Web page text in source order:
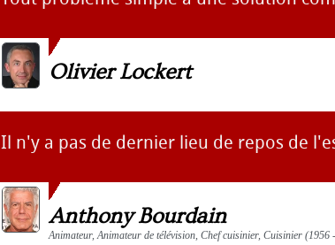
Olivier Lockert
Il n'y a pas de dernier lieu de repos de
Anthony Bourdain
Animateur, Animateur de télévision, Chef cuisinier, Cuisinier (1956